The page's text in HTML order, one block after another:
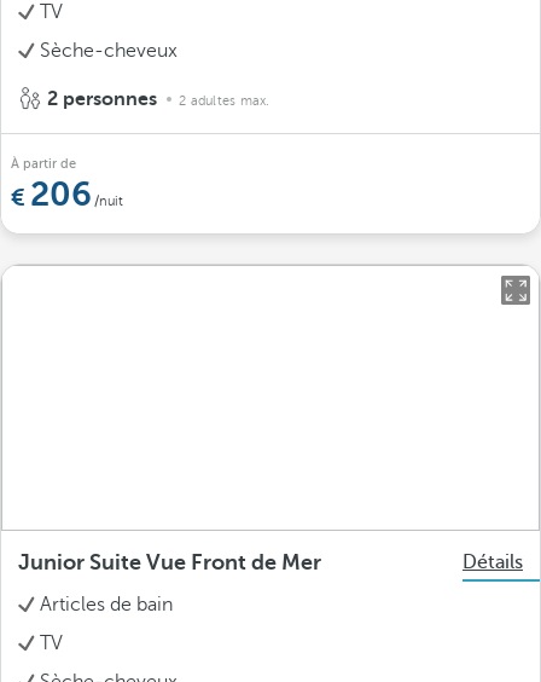
TV
Sèche-cheveux
2 personnes 2 adultes max.
À partir de
206 /nuit
Junior Suite Vue Front de Mer
Détails
Articles de bain
TV